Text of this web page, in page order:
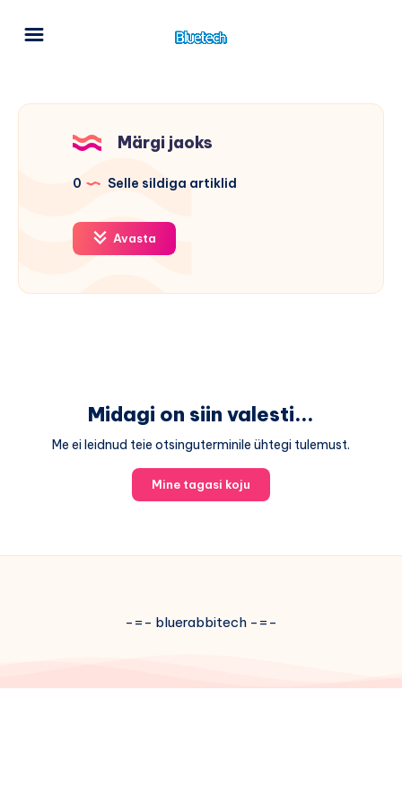
Märgi jaoks
0 Selle sildiga artiklid
Avasta
Midagi on siin valesti...
Me ei leidnud teie otsinguterminile ühtegi tulemust.
Mine tagasi koju
-=- bluerabbitech -=-